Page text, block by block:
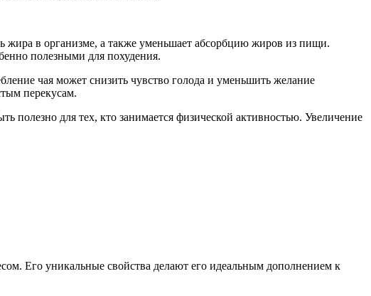
жира в организме, а также уменьшает абсорбцию жиров из пищи.
полезными для похудения.
чая может снизить чувство голода и уменьшить желание
перекусам.
полезно для тех, кто занимается физической активностью. Увеличение
Его уникальные свойства делают его идеальным дополнением к